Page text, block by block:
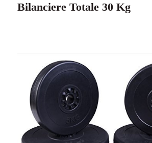
Bilanciere Totale 30 Kg